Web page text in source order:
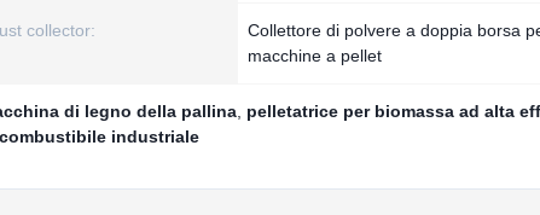
collector:
Collettore di polvere a doppia borsa
macchine a pellet
di legno della pallina pelletatrice per biomassa ad alta
industriale